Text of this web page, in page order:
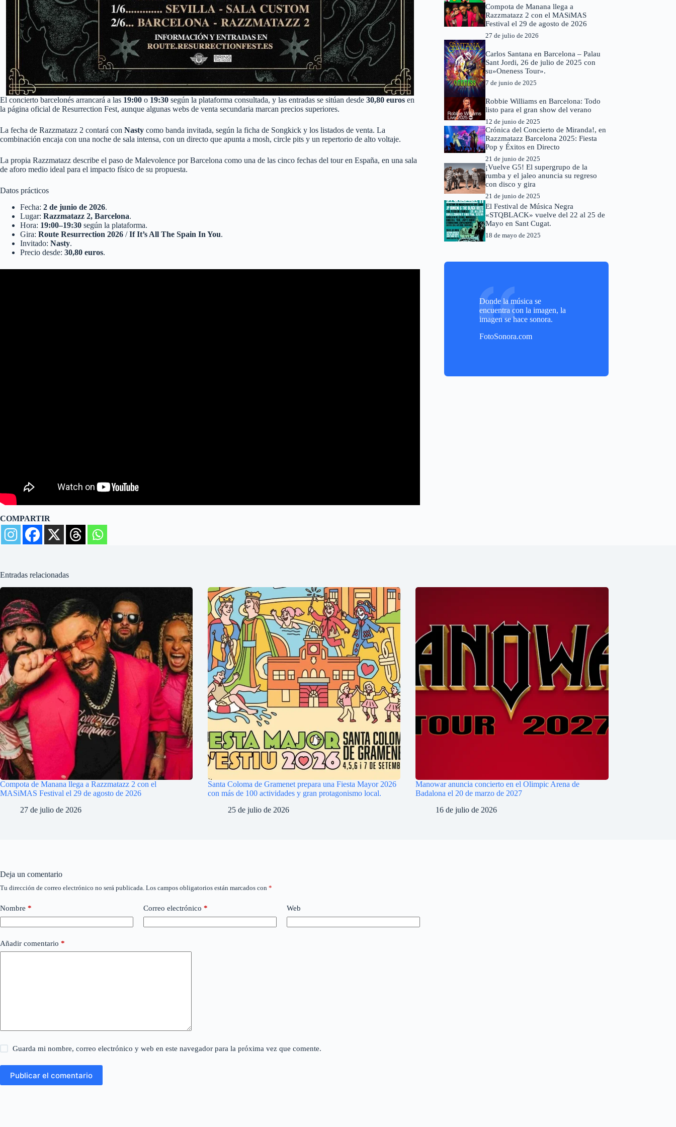
El concierto barcelonés arrancará a las 19:00 o 19:30 según la plataforma consultada, y las entradas se sitúan desde 30,80 euros en
la página oficial de Resurrection Fest, aunque algunas webs de venta secundaria marcan precios superiores.
La fecha de Razzmatazz 2 contará con Nasty como banda invitada, según la ficha de Songkick y los listados de venta. La
combinación encaja con una noche de sala intensa, con un directo que apunta a mosh, circle pits y un repertorio de alto voltaje.
La propia Razzmatazz describe el paso de Malevolence por Barcelona como una de las cinco fechas del tour en España, en una sala
de aforo medio ideal para el impacto físico de su propuesta.
Datos prácticos
Fecha: 2 de junio de 2026.
Lugar: Razzmatazz 2, Barcelona.
Hora: 19:00–19:30 según la plataforma.
Gira: Route Resurrection 2026 /If It’s All The Spain In You.
Invitado: Nasty.
Precio desde: 30,80 euros.
COMPARTIR
Compota de Manana llega a
Razzmatazz 2 con el MASiMAS
Festival el 29 de agosto de 2026
27 de julio de 2026
Carlos Santana en Barcelona – Palau
Sant Jordi, 26 de julio de 2025 con
su»Oneness Tour».
7 de junio de 2025
Robbie Williams en Barcelona: Todo
listo para el gran show del verano
12 de junio de 2025
Crónica del Concierto de Miranda!, en
Razzmatazz Barcelona 2025: Fiesta
Pop y Éxitos en Directo
21 de junio de 2025
¡Vuelve G5! El supergrupo de la
rumba y el jaleo anuncia su regreso
con disco y gira
21 de junio de 2025
El Festival de Música Negra
«STQBLACK» vuelve del 22 al 25 de
Mayo en Sant Cugat.
18 de mayo de 2025
Donde la música se
encuentra con la imagen, la
imagen se hace sonora.
FotoSonora.com
Entradas relacionadas
Compota de Manana llega a Razzmatazz 2 con el
MASiMAS Festival el 29 de agosto de 2026
27 de julio de 2026
Santa Coloma de Gramenet prepara una Fiesta Mayor 2026
con más de 100 actividades y gran protagonismo local.
25 de julio de 2026
Manowar anuncia concierto en el Olimpic Arena de
Badalona el 20 de marzo de 2027
16 de julio de 2026
Deja un comentario
Tu dirección de correo electrónico no será publicada. Los campos obligatorios están marcados con *
Nombre * Correo electrónico * Web
Añadir comentario *
Guarda mi nombre, correo electrónico y web en este navegador para la próxima vez que comente.
Publicar el comentario